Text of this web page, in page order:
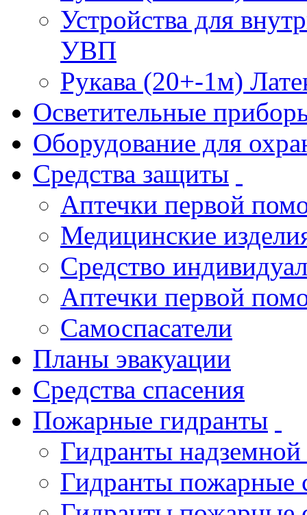
Устройства для
УВП
Рукава (20+-1м)
Осветительные
Оборудование для
Средства защиты
Аптечки первой
Медицинские
Средство
Аптечки первой
Самоспасатели
Планы эвакуации
Средства спасения
Пожарные гидранты
Гидранты
Гидранты пожарные